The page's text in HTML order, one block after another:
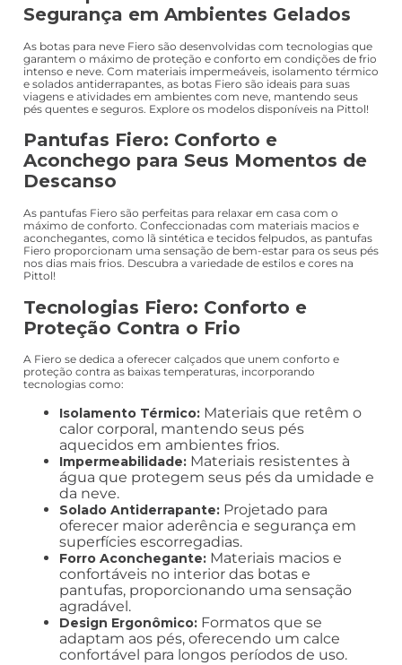
Segurança em Ambientes Gelados
As botas para neve Fiero são desenvolvidas com tecnologias que
garantem o máximo de proteção e conforto em condições de frio
intenso e neve. Com materiais impermeáveis, isolamento térmico
e solados antiderrapantes, as botas Fiero são ideais para suas
viagens e atividades em ambientes com neve, mantendo seus
pés quentes e seguros. Explore os modelos disponíveis na Pittol!
Pantufas Fiero: Conforto e
Aconchego para Seus Momentos de
Descanso
As pantufas Fiero são perfeitas para relaxar em casa com o
máximo de conforto. Confeccionadas com materiais macios e
aconchegantes, como lã sintética e tecidos felpudos, as pantufas
Fiero proporcionam uma sensação de bem-estar para os seus pés
nos dias mais frios. Descubra a variedade de estilos e cores na
Pittol!
Tecnologias Fiero: Conforto e
Proteção Contra o Frio
A Fiero se dedica a oferecer calçados que unem conforto e
proteção contra as baixas temperaturas, incorporando
tecnologias como:
Isolamento Térmico: Materiais que retêm o
calor corporal, mantendo seus pés
aquecidos em ambientes frios.
Impermeabilidade: Materiais resistentes à
água que protegem seus pés da umidade e
da neve.
Solado Antiderrapante: Projetado para
oferecer maior aderência e segurança em
superfícies escorregadias.
Forro Aconchegante: Materiais macios e
confortáveis no interior das botas e
pantufas, proporcionando uma sensação
agradável.
Design Ergonômico: Formatos que se
adaptam aos pés, oferecendo um calce
confortável para longos períodos de uso.